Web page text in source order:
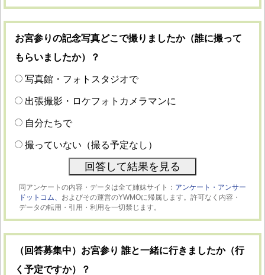
お宮参りの記念写真どこで撮りましたか（誰に撮って
もらいましたか）？
写真館・フォトスタジオで
出張撮影・ロケフォトカメラマンに
自分たちで
撮っていない（撮る予定なし）
同アンケートの内容・データは全て姉妹サイト： アンケート・アンサー
ドットコム、 およびその運営のYWMOに帰属します。許可なく内容・
データの転用・引用・利用を一切禁じます。
（回答募集中）お宮参り 誰と一緒に行きましたか（行
く予定ですか）？